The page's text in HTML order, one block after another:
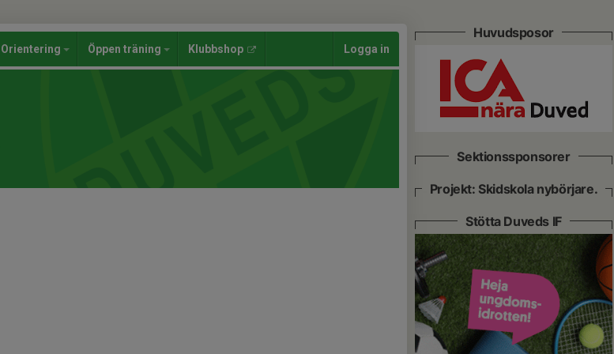
Orientering Öppen träning Klubbshop Logga in
Huvudsposor
Sektionssponsorer
Projekt: Skidskola nybörjare.
Stötta Duveds IF